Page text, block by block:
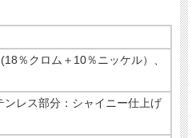
％クロム＋10％ニッケル）、
レス部分：シャイニー仕上げ